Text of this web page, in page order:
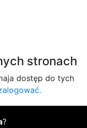
stronach
dostęp do tych
?